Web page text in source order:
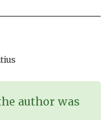
author was